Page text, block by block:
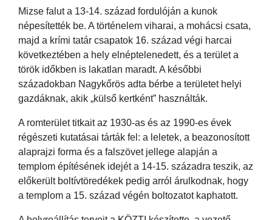
Mizse falut a 13-14. század fordulóján a kunok
népesítették be. A történelem viharai, a mohácsi csata,
majd a krími tatár csapatok 16. század végi harcai
következtében a hely elnéptelenedett, és a terület a
török időkben is lakatlan maradt. A későbbi
századokban Nagykőrös adta bérbe a területet helyi
gazdáknak, akik „külső kertként” használták.
A romterület titkait az 1930-as és az 1990-es évek
régészeti kutatásai tárták fel: a leletek, a beazonosított
alaprajzi forma és a falszövet jellege alapján a
templom építésének idejét a 14-15. századra teszik, az
előkerült boltívtöredékek pedig arról árulkodnak, hogy
a templom a 15. század végén boltozatot kaphatott.